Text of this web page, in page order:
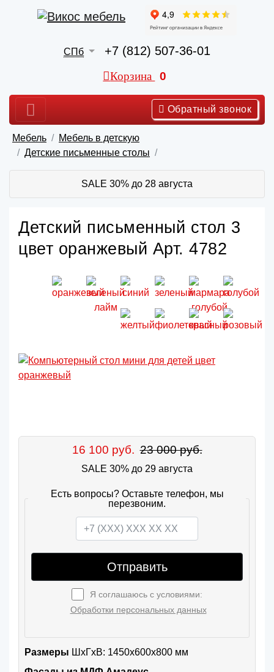
СПб +7 (812) 507-36-01
Корзина 0
Обратный звонок
Мебель
Мебель в детскую
Детские письменные столы
SALE 30% до 28 августа
Детский письменный стол 3
цвет оранжевый Арт. 4782
16 100 руб. 23 000 руб.
SALE 30% до 29 августа
Есть вопросы? Оставьте телефон, мы
перезвоним.
Отправить
Я соглашаюсь с условиями:
Обработки персональных данных
Размеры ШxГхВ: 1450x600x800 мм